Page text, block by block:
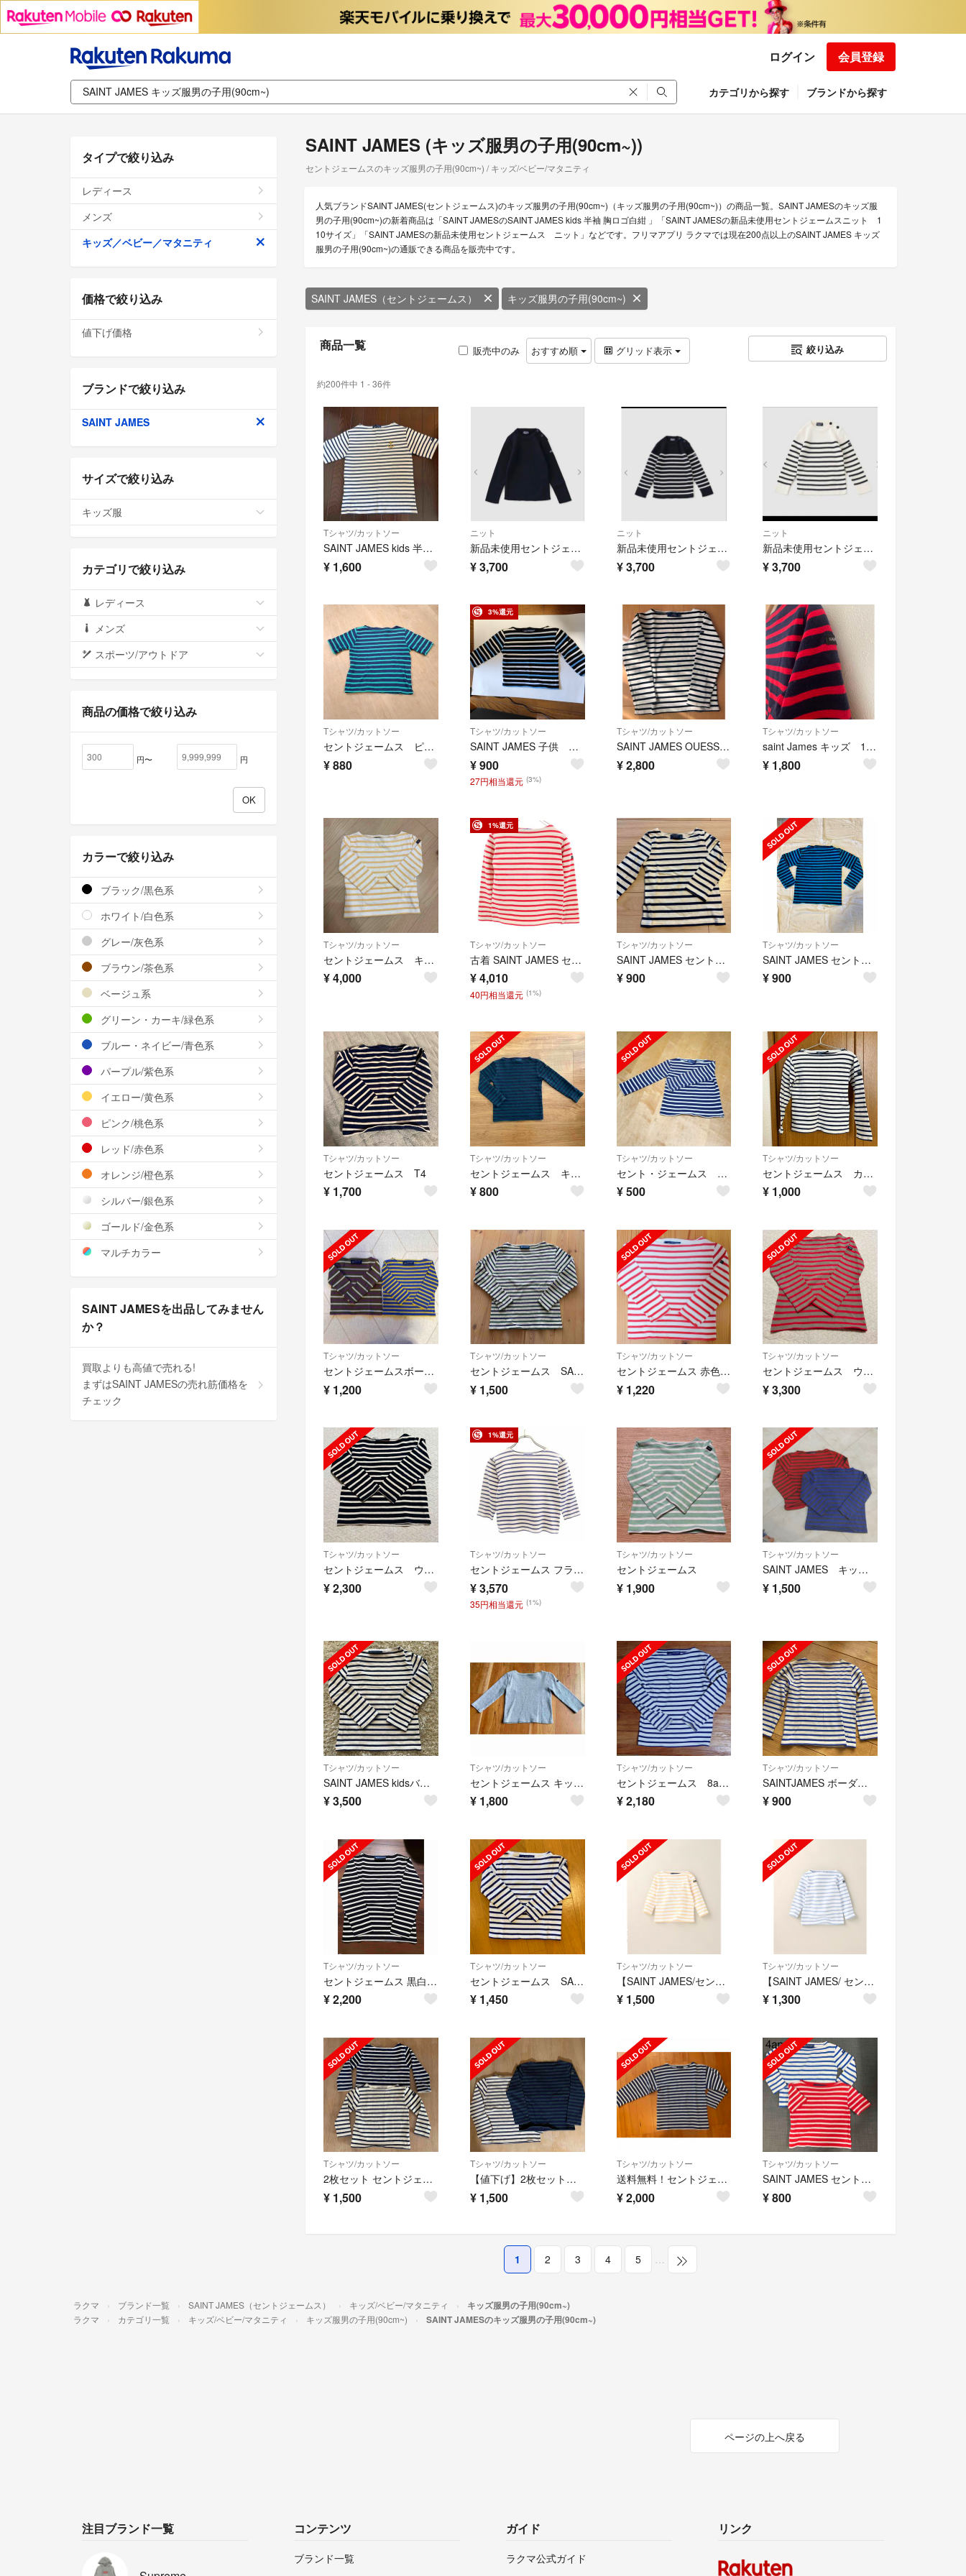
ログイン 会員登録
カテゴリから探す ブランドから探す
SAINT JAMES (キッズ服男の子用(90cm~))
セントジェームスのキッズ服男の子用(90cm~) / キッズ/ベビー/マタニティ
人気ブランドSAINT JAMES(セントジェームス)のキッズ服男の子用(90cm~)（キッズ服男の子用(90cm~)）の商品一覧。SAINT JAMESのキッズ服
男の子用(90cm~)の新着商品は「SAINT JAMESのSAINT JAMES kids 半袖 胸ロゴ白紺 」「SAINT JAMESの新品未使用セントジェームスニット 1
10サイズ」「SAINT JAMESの新品未使用セントジェームス ニット」などです。フリマアプリ ラクマでは現在200点以上のSAINT JAMES キッズ
服男の子用(90cm~)の通販できる商品を販売中です。
SAINT JAMES（セントジェームス） キッズ服男の子用(90cm~)
商品一覧 販売中のみ おすすめ順 グリッド表示 絞り込み
約200件中 1 - 36件
Tシャツ/カットソー
SAINT JAMES kids 半袖 胸ロゴ白紺
¥ 1,600
ニット
新品未使用セントジェームスニット 110サイズ
¥3,700
ニット
新品未使用セントジェームス ニット
¥3,700
ニット
新品未使用セントジェームスニット
¥3,700
Tシャツ/カットソー
セントジェームス ピアリック キッズ
¥880
3%還元
Tシャツ/カットソー
SAINT JAMES 子供 ボーダー 長袖Tシャツ サイズ2yrs
¥900
27円相当還元 (3%)
Tシャツ/カットソー
SAINT JAMES OUESSANT キッズ 110センチ120センチ
¥2,800
Tシャツ/カットソー
saint James キッズ 110
¥ 1,800
Tシャツ/カットソー
セントジェームス キッズTシャツ
¥4,000
1%還元
Tシャツ/カットソー
古着 SAINT JAMES セントジェームス フランス製 ボーダー柄 長袖 バスクシャツ 8 赤系 キッズ
¥4,010
40円相当還元 (1%)
Tシャツ/カットソー
SAINT JAMES セントジェームス ボーダーカットソー子供用 2ans
¥900
Tシャツ/カットソー
SAINT JAMES セントジェームス 110
¥900
Tシャツ/カットソー
セントジェームス T4
¥ 1,700
Tシャツ/カットソー
セントジェームス キッズ ボーダーT
¥800
Tシャツ/カットソー
セント・ジェームス キッズ
¥500
Tシャツ/カットソー
セントジェームス カットソー 子ども用 キッズ
¥ 1,000
Tシャツ/カットソー
セントジェームスボーダー長袖カットソー 2枚セット
¥ 1,200
Tシャツ/カットソー
セントジェームス SAINT JAMES バスクシャツ
¥ 1,500
Tシャツ/カットソー
セントジェームス 赤色 6ans
¥ 1,220
Tシャツ/カットソー
セントジェームス ウェッソン
¥3,300
Tシャツ/カットソー
セントジェームス ウェッソン
¥2,300
1%還元
Tシャツ/カットソー
セントジェームス フランス製 ボーダー 長袖 Tシャツ 6anｓ ネイビー系 SAINT JAMES ロンT キッズ
¥3,570
35円相当還元 (1%)
Tシャツ/カットソー
セントジェームス
¥ 1,900
Tシャツ/カットソー
SAINT JAMES キッズ 2枚組
¥ 1,500
Tシャツ/カットソー
SAINT JAMES kidsバスクシャツ(koma様)
¥3,500
Tシャツ/カットソー
セントジェームス キッズウェッソン
¥ 1,800
Tシャツ/カットソー
セントジェームス 8ans 紺×生成り
¥2,180
Tシャツ/カットソー
SAINTJAMES ボーダーTシャツ
¥900
Tシャツ/カットソー
セントジェームス 黒白 8ans ほぼ新品
¥2,200
Tシャツ/カットソー
セントジェームス SAINT JAMES ボーダーカットソー キッズ
¥ 1,450
Tシャツ/カットソー
【SAINT JAMES/セントジェームス】OUESSANT
¥ 1,500
Tシャツ/カットソー
【SAINT JAMES/ セントジェームス 】OUESSANT baby
¥ 1,300
Tシャツ/カットソー
2枚セット セントジェームス SAINTJAMES キッズ 4ans
¥ 1,500
Tシャツ/カットソー
【値下げ】2枚セット セントジェームス SAINTJAMES カットソー8ans
¥ 1,500
Tシャツ/カットソー
送料無料！セントジェームス ボーダーカットソー 120cm
¥2,000
Tシャツ/カットソー
SAINT JAMES セントジェームス 4ans
¥800
1 2 3 4 5 …
タイプで絞り込み
レディース
メンズ
キッズ／ベビー／マタニティ
価格で絞り込み
値下げ価格
ブランドで絞り込み
SAINT JAMES
サイズで絞り込み
キッズ服
カテゴリで絞り込み
レディース
メンズ
スポーツ/アウトドア
商品の価格で絞り込み
円〜 円
カラーで絞り込み
ブラック/黒色系
ホワイト/白色系
グレー/灰色系
ブラウン/茶色系
ベージュ系
グリーン・カーキ/緑色系
ブルー・ネイビー/青色系
パープル/紫色系
イエロー/黄色系
ピンク/桃色系
レッド/赤色系
オレンジ/橙色系
シルバー/銀色系
ゴールド/金色系
マルチカラー
SAINT JAMESを出品してみません
か？
買取よりも高値で売れる!
まずはSAINT JAMESの売れ筋価格を
チェック
ラクマ ブランド一覧 SAINT JAMES（セントジェームス） キッズ/ベビー/マタニティ キッズ服男の子用(90cm~)
ラクマ カテゴリ一覧 キッズ/ベビー/マタニティ キッズ服男の子用(90cm~) SAINT JAMESのキッズ服男の子用(90cm~)
ページの上へ戻る
注目ブランド一覧 コンテンツ
ブランド一覧
ガイド
ラクマ公式ガイド
リンク